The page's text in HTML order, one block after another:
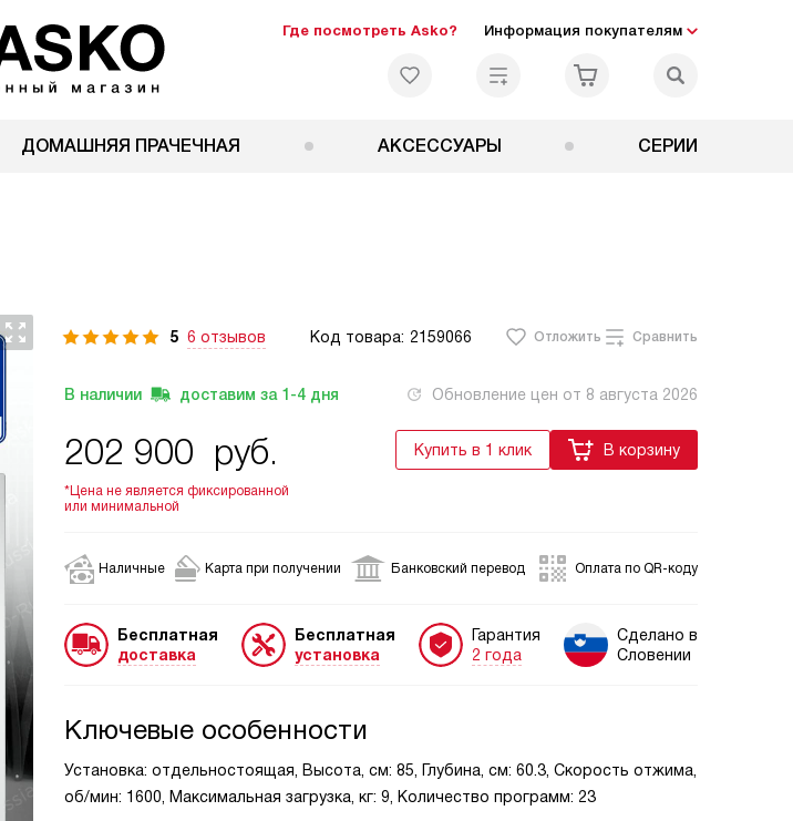
Где посмотреть Asko? Информация покупателям
ДОМАШНЯЯ ПРАЧЕЧНАЯ АКСЕССУАРЫ СЕРИИ
5 6 отзывов Код товара: 2159066 Отложить Сравнить
В наличии доставим за 1-4 дня Обновление цен от 8 августа 2026
202 900 руб. Купить в 1 клик В корзину
*Цена не является фиксированной
или минимальной
Наличные Карта при получении Банковский перевод Оплата по QR-коду
Бесплатная
доставка
Бесплатная
установка
Гарантия
2 года
Сделано в
Словении
Ключевые особенности
Установка: отдельностоящая, Высота, см: 85, Глубина, см: 60.3, Скорость отжима,
об/мин: 1600, Максимальная загрузка, кг: 9, Количество программ: 23